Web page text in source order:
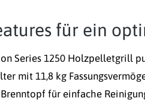
für ein
Series 1250 Holzpelletgrill
mit 11,8 kg
für einfache